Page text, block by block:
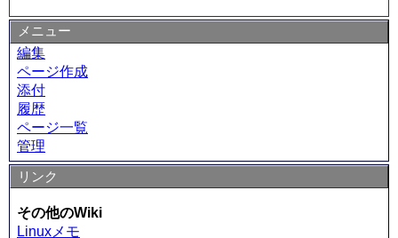
メニュー
編集
ページ作成
添付
履歴
ページ一覧
管理
リンク
その他のWiki
Linuxメモ